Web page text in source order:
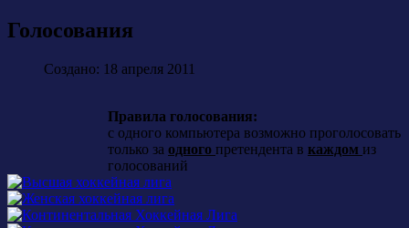
Голосования
Создано: 18 апреля 2011
Правила голосования:
с одного компьютера возможно проголосовать
только за одного претендента в каждом из
голосований